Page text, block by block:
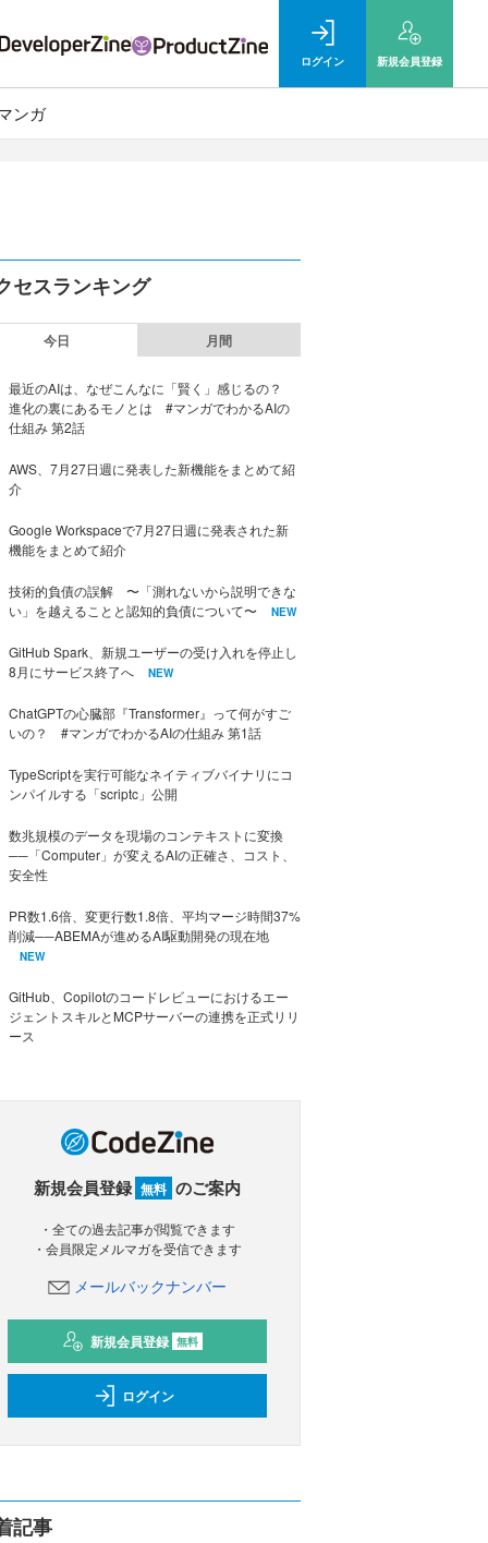
ログイン 新規会員登録
ンガ
セスランキング
今日 月間
最近のAIは、なぜこんなに「賢く」感じるの？
進化の裏にあるモノとは #マンガでわかるAIの
仕組み 第2話
AWS、7月27日週に発表した新機能をまとめて紹
介
Google Workspaceで7月27日週に発表された新
機能をまとめて紹介
技術的負債の誤解 〜「測れないから説明できな
い」を越えることと認知的負債について〜
NEW
GitHub Spark、新規ユーザーの受け入れを停止し
8月にサービス終了へ
NEW
ChatGPTの心臓部『Transformer』って何がすご
いの？ #マンガでわかるAIの仕組み 第1話
TypeScriptを実行可能なネイティブバイナリにコ
ンパイルする「scriptc」公開
数兆規模のデータを現場のコンテキストに変換
──「Computer」が変えるAIの正確さ、コスト、
安全性
PR数1.6倍、変更行数1.8倍、平均マージ時間37%
削減──ABEMAが進めるAI駆動開発の現在地
NEW
GitHub、Copilotのコードレビューにおけるエー
ジェントスキルとMCPサーバーの連携を正式リリ
ース
新規会員登録 無料 のご案内
・全ての過去記事が閲覧できます
・会員限定メルマガを受信できます
メールバックナンバー
新規会員登録 無料
ログイン
記事